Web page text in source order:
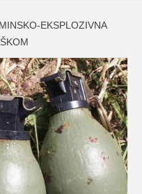
MINSKO-EKSPLOZIVNA